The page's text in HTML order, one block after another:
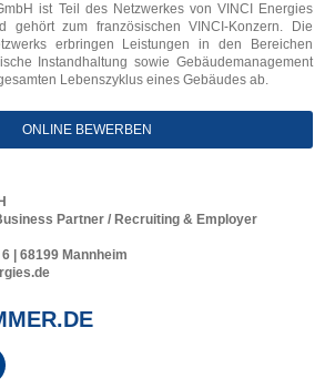
ist Teil des Netzwerkes von VINCI Energies
gehört zum französischen VINCI-Konzern. Die
erbringen Leistungen in den Bereichen
Instandhaltung sowie Gebäudemanagement
Lebenszyklus eines Gebäudes ab.
ONLINE BEWERBEN
Partner / Recruiting & Employer
| 68199 Mannheim